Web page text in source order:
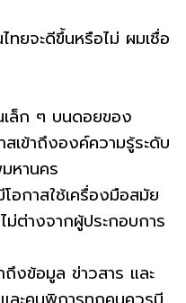
ยจะดีขึ้นหรือไม่ ผมเชื่อ
เล็ก ๆ บนดอยของ
เข้าถึงองค์ความรู้ระดับ
หานคร
อกาสใช้เครื่องมือสมัย
ม่ต่างจากผู้ประกอบการ
งข้อมูล ข่าวสาร และ